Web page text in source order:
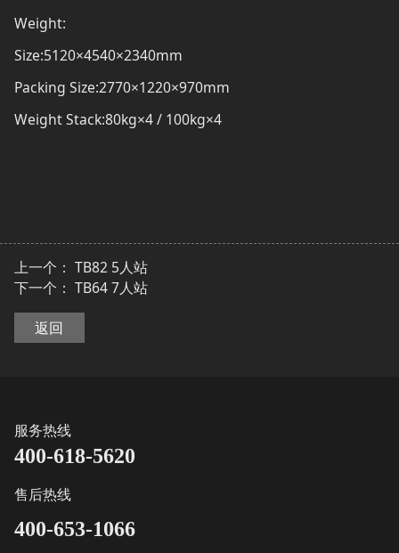
Weight:
Size:5120×4540×2340mm
Packing Size:2770×1220×970mm
Weight Stack:80kg×4 / 100kg×4
上一个： TB82 5人站
下一个： TB64 7人站
返回
服务热线
400-618-5620
售后热线
400-653-1066